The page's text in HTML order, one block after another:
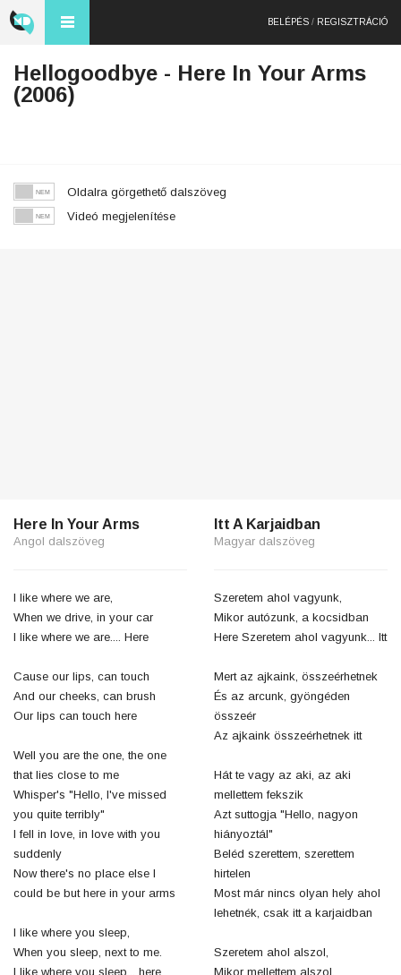
BELÉPÉS / REGISZTRÁCIÓ
Hellogoodbye - Here In Your Arms
(2006)
Oldalra görgethető dalszöveg
Videó megjelenítése
Here In Your Arms
Angol dalszöveg
I like where we are,
When we drive, in your car
I like where we are.... Here
Cause our lips, can touch
And our cheeks, can brush
Our lips can touch here
Well you are the one, the one
that lies close to me
Whisper's "Hello, I've missed
you quite terribly"
I fell in love, in love with you
suddenly
Now there's no place else I
could be but here in your arms
I like where you sleep,
When you sleep, next to me.
I like where you sleep... here
Itt A Karjaidban
Magyar dalszöveg
Szeretem ahol vagyunk,
Mikor autózunk, a kocsidban
Here Szeretem ahol vagyunk... Itt
Mert az ajkaink, összeérhetnek
És az arcunk, gyöngéden
összeér
Az ajkaink összeérhetnek itt
Hát te vagy az aki, az aki
mellettem fekszik
Azt suttogja "Hello, nagyon
hiányoztál"
Beléd szerettem, szerettem
hirtelen
Most már nincs olyan hely ahol
lehetnék, csak itt a karjaidban
Szeretem ahol alszol,
Mikor mellettem alszol.